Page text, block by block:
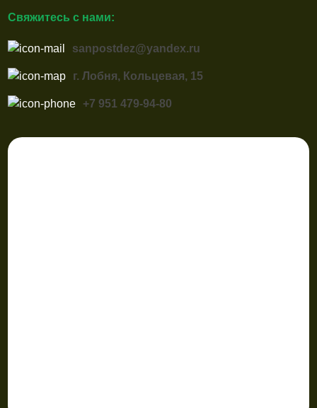
Свяжитесь с нами:
sanpostdez@yandex.ru
г. Лобня, Кольцевая, 15
+7 951 479-94-80